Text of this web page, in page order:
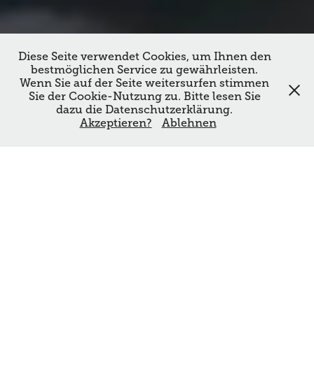
Diese Seite verwendet Cookies, um Ihnen den
bestmöglichen Service zu gewährleisten.
Wenn Sie auf der Seite weitersurfen stimmen
Sie der Cookie-Nutzung zu. Bitte lesen Sie
dazu die Datenschutzerklärung.
Akzeptieren?
Ablehnen